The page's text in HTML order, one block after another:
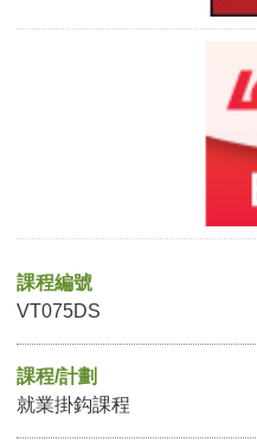
課程編號
VT075DS
課程/計劃
就業掛鈎課程